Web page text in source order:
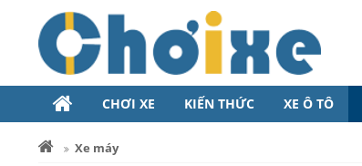
CHƠI XE KIẾN THỨC XE Ô TÔ
Xe máy